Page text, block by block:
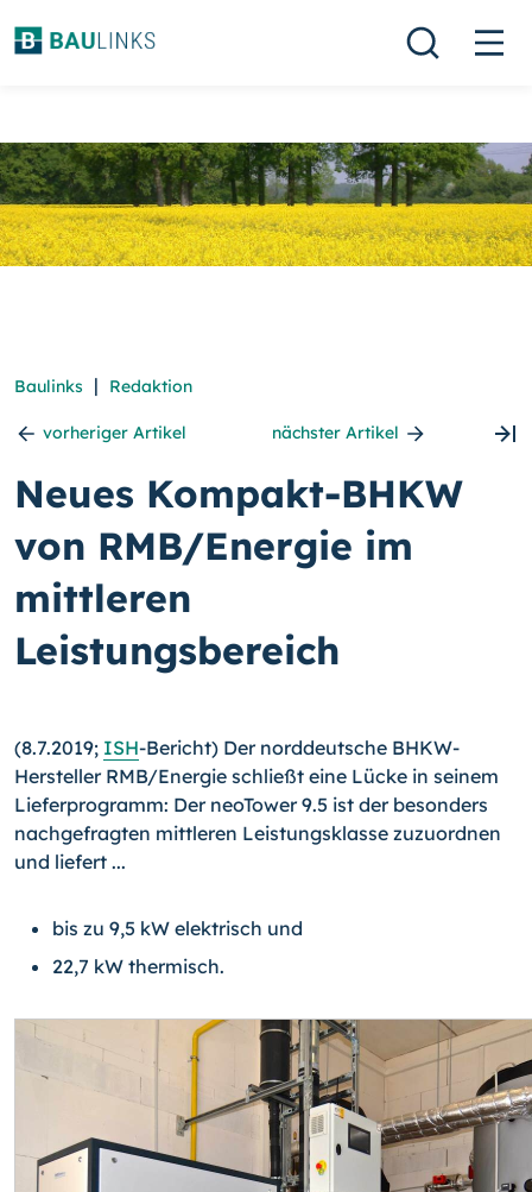
Baulinks | Redaktion
vorheriger Artikel nächster Artikel
Neues Kompakt-BHKW
von RMB/Energie im
mittleren
Leistungsbereich
(8.7.2019; ISH-Bericht) Der norddeutsche BHKW-
Hersteller RMB/Energie schließt eine Lücke in seinem
Lieferprogramm: Der neoTower 9.5 ist der besonders
nachgefragten mittleren Leistungsklasse zuzuordnen
und liefert ...
bis zu 9,5 kW elektrisch und
22,7 kW thermisch.